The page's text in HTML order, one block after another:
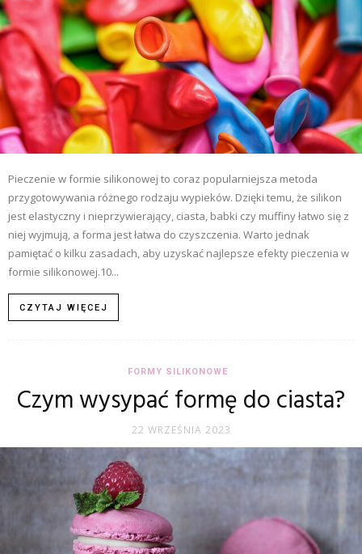
Pieczenie w formie silikonowej to coraz popularniejsza metoda
przygotowywania różnego rodzaju wypieków. Dzięki temu, że silikon
jest elastyczny i nieprzywierający, ciasta, babki czy muffiny łatwo się z
niej wyjmują, a forma jest łatwa do czyszczenia. Warto jednak
pamiętać o kilku zasadach, aby uzyskać najlepsze efekty pieczenia w
formie silikonowej.10...
CZYTAJ WIĘCEJ
FORMY SILIKONOWE
Czym wysypać formę do ciasta?
22 WRZEŚNIA 2023